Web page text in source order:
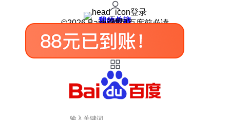
登录
我的关注
我的收藏
皮肤中心
用户反馈
设置
©2026 Baidu 使用百度前必读